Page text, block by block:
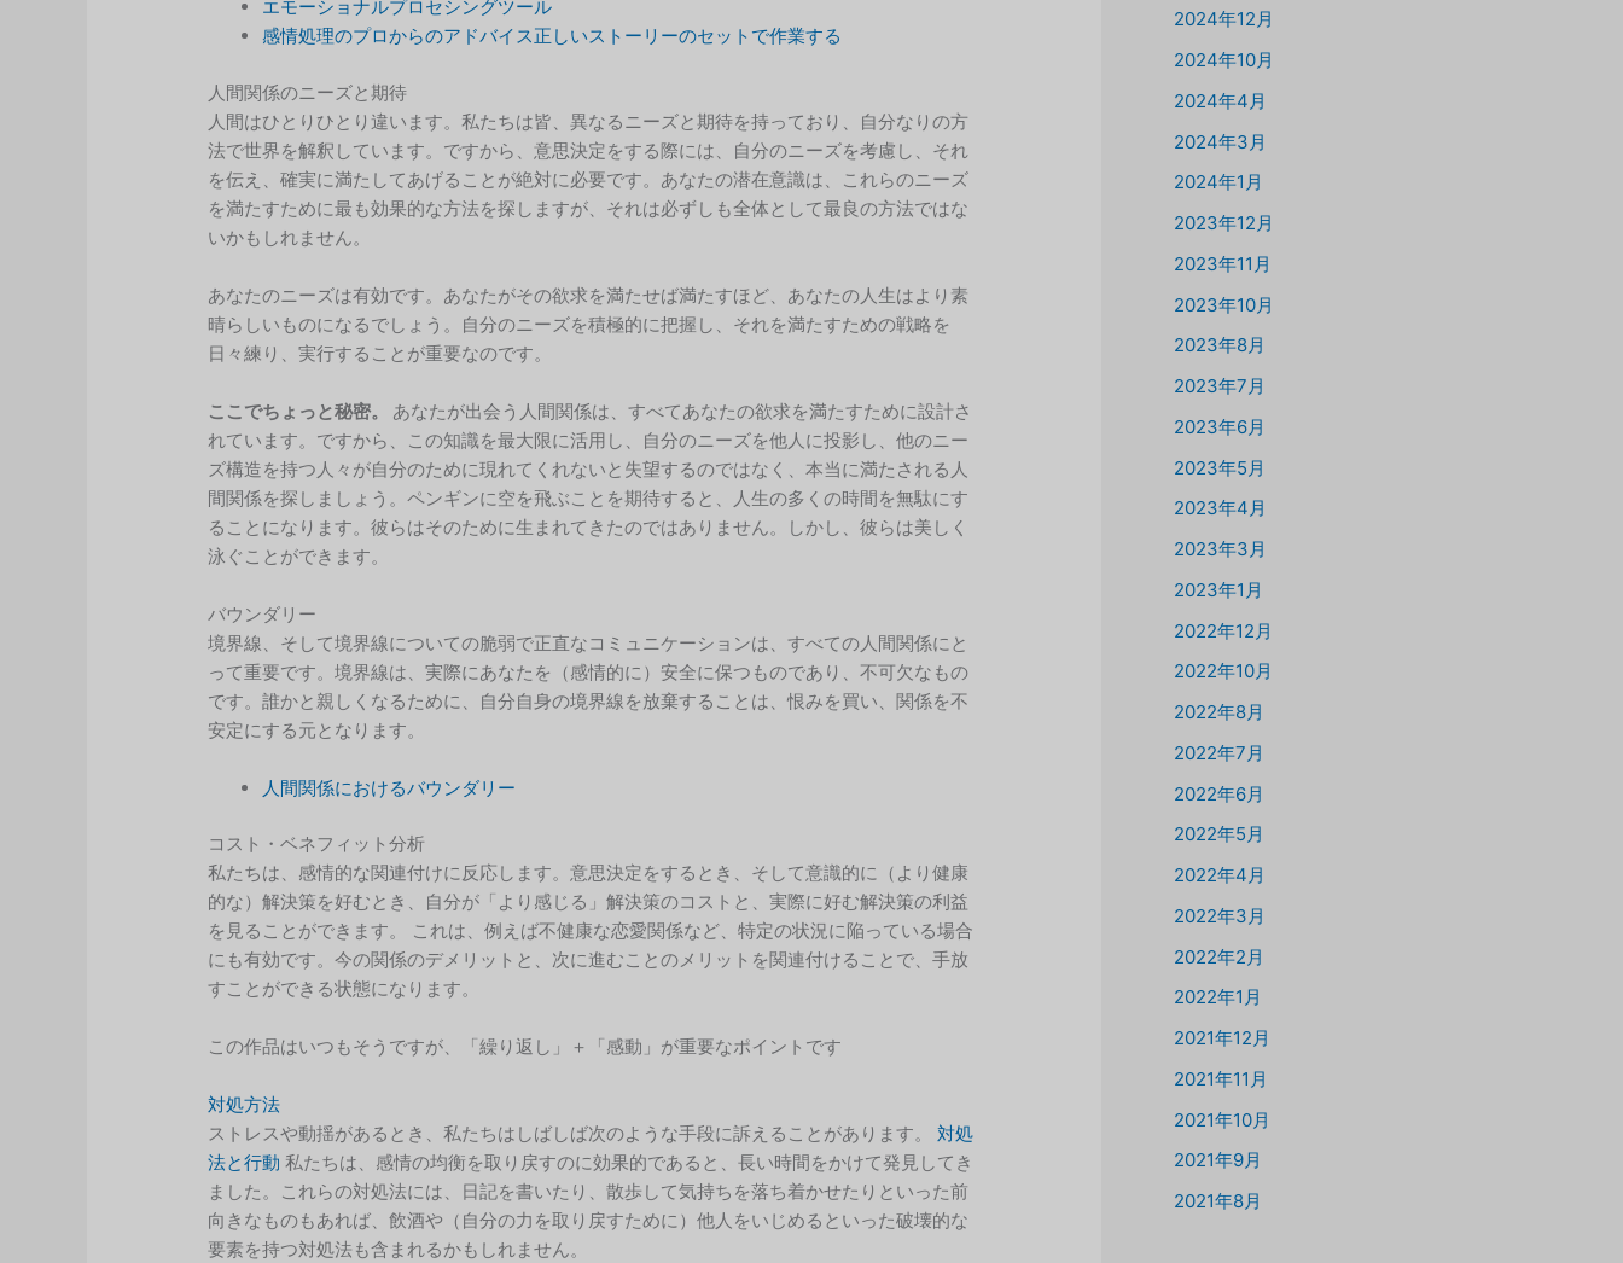
エモーショナルプロセシングツール
感情処理のプロからのアドバイス正しいストーリーのセットで作業する
人間関係のニーズと期待
人間はひとりひとり違います。私たちは皆、異なるニーズと期待を持っており、自分なりの方
法で世界を解釈しています。ですから、意思決定をする際には、自分のニーズを考慮し、それ
を伝え、確実に満たしてあげることが絶対に必要です。あなたの潜在意識は、これらのニーズ
を満たすために最も効果的な方法を探しますが、それは必ずしも全体として最良の方法ではな
いかもしれません。
あなたのニーズは有効です。あなたがその欲求を満たせば満たすほど、あなたの人生はより素
晴らしいものになるでしょう。自分のニーズを積極的に把握し、それを満たすための戦略を
日々練り、実行することが重要なのです。
ここでちょっと秘密。 あなたが出会う人間関係は、すべてあなたの欲求を満たすために設計さ
れています。ですから、この知識を最大限に活用し、自分のニーズを他人に投影し、他のニー
ズ構造を持つ人々が自分のために現れてくれないと失望するのではなく、本当に満たされる人
間関係を探しましょう。ペンギンに空を飛ぶことを期待すると、人生の多くの時間を無駄にす
ることになります。彼らはそのために生まれてきたのではありません。しかし、彼らは美しく
泳ぐことができます。
バウンダリー
境界線、そして境界線についての脆弱で正直なコミュニケーションは、すべての人間関係にと
って重要です。境界線は、実際にあなたを（感情的に）安全に保つものであり、不可欠なもの
です。誰かと親しくなるために、自分自身の境界線を放棄することは、恨みを買い、関係を不
安定にする元となります。
人間関係におけるバウンダリー
コスト・ベネフィット分析
私たちは、感情的な関連付けに反応します。意思決定をするとき、そして意識的に（より健康
的な）解決策を好むとき、自分が「より感じる」解決策のコストと、実際に好む解決策の利益
を見ることができます。 これは、例えば不健康な恋愛関係など、特定の状況に陥っている場合
にも有効です。今の関係のデメリットと、次に進むことのメリットを関連付けることで、手放
すことができる状態になります。
この作品はいつもそうですが、「繰り返し」＋「感動」が重要なポイントです
対処方法
ストレスや動揺があるとき、私たちはしばしば次のような手段に訴えることがあります。対処
法と行動 私たちは、感情の均衡を取り戻すのに効果的であると、長い時間をかけて発見してき
ました。これらの対処法には、日記を書いたり、散歩して気持ちを落ち着かせたりといった前
向きなものもあれば、飲酒や（自分の力を取り戻すために）他人をいじめるといった破壊的な
要素を持つ対処法も含まれるかもしれません。
2024年12月
2024年10月
2024年4月
2024年3月
2024年1月
2023年12月
2023年11月
2023年10月
2023年8月
2023年7月
2023年6月
2023年5月
2023年4月
2023年3月
2023年1月
2022年12月
2022年10月
2022年8月
2022年7月
2022年6月
2022年5月
2022年4月
2022年3月
2022年2月
2022年1月
2021年12月
2021年11月
2021年10月
2021年9月
2021年8月